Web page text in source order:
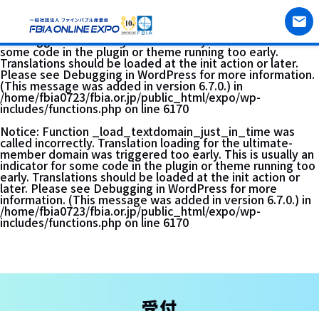
Notice: Function _load_textdomain_just_in_time was
calledincorrectly. Translation loading for the domain
was triggered too early. This is usually an indicator for
some code in the plugin or theme running too early.
Translations should be loaded at the initaction or later.
Please see Debugging in WordPress for more information.
(This message was added in version 6.7.0.) in
/home/fbia0723/fbia.or.jp/public_html/expo/wp-
includes/functions.php on line 6170
Notice: Function _load_textdomain_just_in_time was
called incorrectly. Translation loading for theultimate-
memberdomain was triggered too early. This is usually an
indicator for some code in the plugin or theme running too
early. Translations should be loaded at the init action or
later. Please see Debugging in WordPress for more
information. (This message was added in version 6.7.0.) in
/home/fbia0723/fbia.or.jp/public_html/expo/wp-
includes/functions.php on line 6170